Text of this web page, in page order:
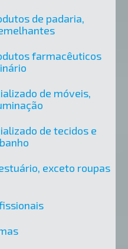
de padaria,
farmacêuticos
de móveis,
de tecidos e
exceto roupas